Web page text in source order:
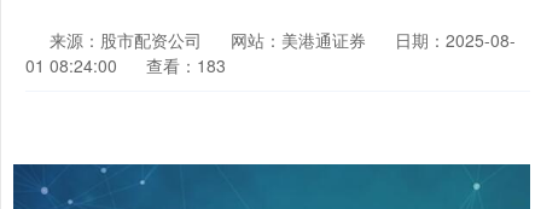
来源：股市配资公司 网站：美港通证券
日期：2025-08-
01 08:24:00
查看：183